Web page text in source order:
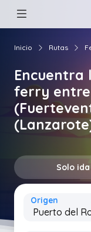
Inicio Rutas
Encuentra
ferry entre
Solo ida
Origen